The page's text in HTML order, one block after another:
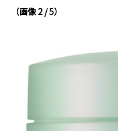
（画像 2 / 5）